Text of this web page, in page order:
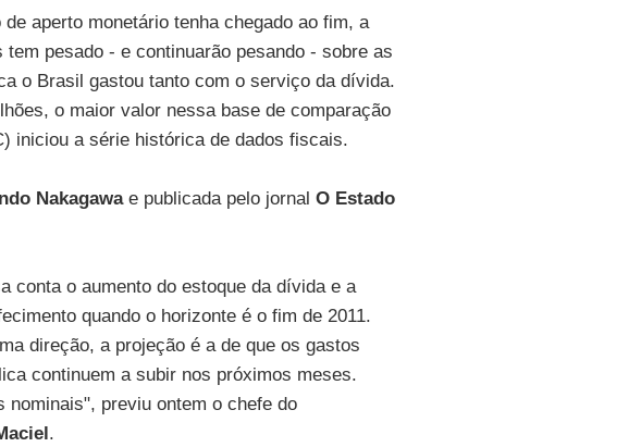
aperto monetário tenha chegado ao fim, a
pesado - e continuarão pesando - sobre as
o Brasil gastou tanto com o serviço da dívida.
o maior valor nessa base de comparação
iniciou a série histórica de dados fiscais.
Nakagawae publicada pelo jornal O Estado
conta o aumento do estoque da dívida e a
quando o horizonte é o fim de 2011.
direção, a projeção é a de que os gastos
continuem a subir nos próximos meses.
nominais", previu ontem o chefe do
.